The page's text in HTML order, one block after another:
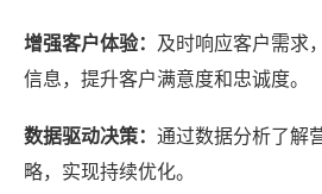
增强客户体验： 及时响应客户需求
信息，提升客户满意度和忠诚度。
数据驱动决策： 通过数据分析了解
略，实现持续优化。